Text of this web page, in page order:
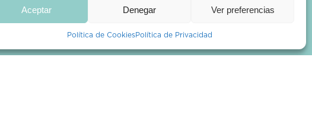
Aceptar Denegar Ver preferencias
Política de CookiesPolítica de Privacidad
h
nuestro
Newsletter